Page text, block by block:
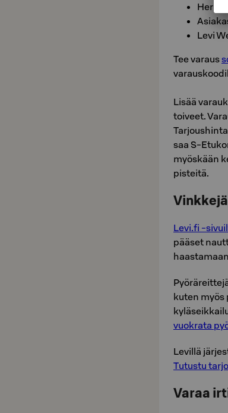
Levi
Tee varaus
Lisää
toiveet.
saa S-
myöskään
pisteitä.
Levi.fi -
pääset
kuten myös
vuokrata
Levillä
Tutustu
Varaa